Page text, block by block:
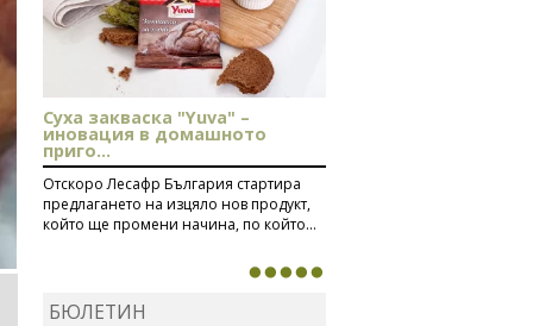
Суха закваска "Yuva" –
иновация в домашното
приго...
Отскоро Лесафр България стартира
предлагането на изцяло нов продукт,
който ще промени начина, по който...
БЮЛЕТИН